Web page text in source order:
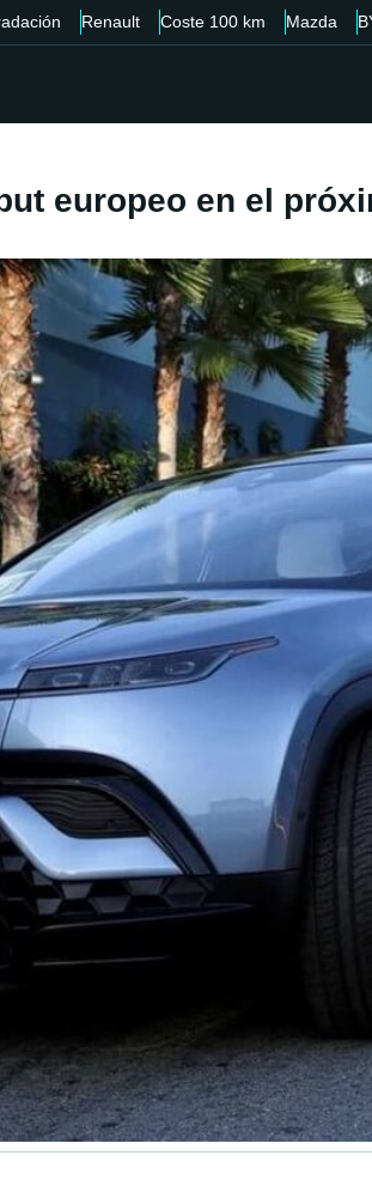
Renault Coste 100 km Mazda
europeo en el